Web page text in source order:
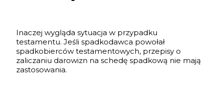
Inaczej wygląda sytuacja w przypadku
testamentu. Jeśli spadkodawca powołał
spadkobierców testamentowych, przepisy o
zaliczaniu darowizn na schedę spadkową nie mają
zastosowania.